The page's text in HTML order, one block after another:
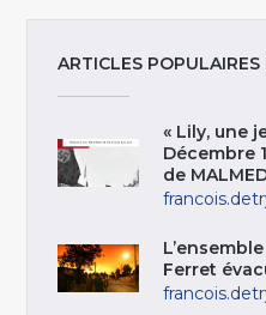
ARTICLES POPULAIRES
« Lily, une
Décembre
de
Ferret